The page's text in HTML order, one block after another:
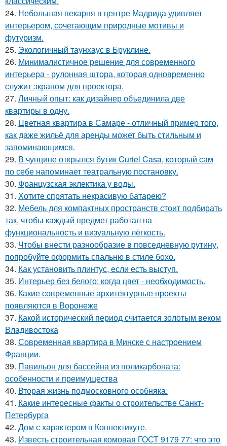
24. Небольшая пекарня в центре Мадрида удивляет
интерьером, сочетающим природные мотивы и
футуризм.
25. Экологичный таунхаус в Бруклине.
26. Минималистичное решение для современного
интерьера - рулонная штора, которая одновременно
служит экраном для проектора.
27. Личный опыт: как дизайнер объединила две
квартиры в одну.
28. Цветная квартира в Самаре - отличный пример того,
как даже жильё для аренды может быть стильным и
запоминающимся.
29. В чунцине открылся бутик Curiel Casa, который сам
по себе напоминает театральную постановку.
30. Французская эклектика у воды.
31. Хотите спрятать некрасивую батарею?
32. Мебель для компактных пространств стоит подбирать
так, чтобы каждый предмет работал на
функциональность и визуальную лёгкость.
33. Чтобы внести разнообразие в повседневную рутину,
попробуйте оформить спальню в стиле бохо.
34. Как установить плинтус, если есть выступ.
35. Интерьер без белого: когда цвет - необходимость.
36. Какие современные архитектурные проекты
появляются в Воронеже
37. Какой исторический период считается золотым веком
Владивостока
38. Современная квартира в Минске с настроением
Франции.
39. Павильон для бассейна из поликарбоната:
особенности и преимущества
40. Вторая жизнь подмосковного особняка.
41. Какие интересные факты о строительстве Санкт-
Петербурга
42. Дом с характером в Коннектикуте.
43. Известь строительная комовая ГОСТ 9179 77: что это